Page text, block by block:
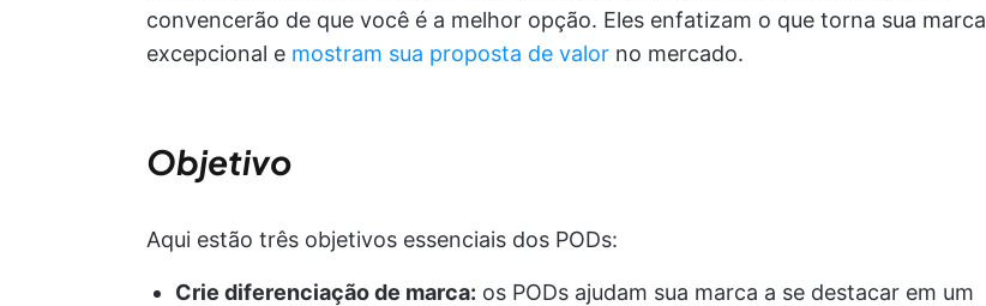
convencerão de que você é a melhor opção. Eles enfatizam o que torna sua marca
excepcional e mostram sua proposta de valor no mercado.
Objetivo
Aqui estão três objetivos essenciais dos PODs:
Crie diferenciação de marca: os PODs ajudam sua marca a se destacar em um